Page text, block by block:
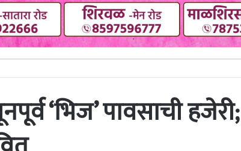
‘भिज’ पावसाची हजेरी;